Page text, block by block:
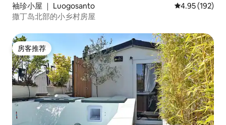
袖珍小屋 ｜ Luogosanto 平均评分 4.95
4.95 (192)
撒丁岛北部的小乡村房屋
房客推荐
房客推荐